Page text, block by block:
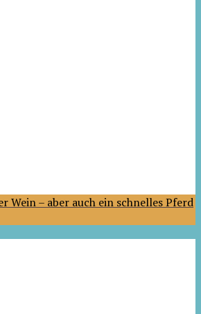
Wein – aber auch ein schnelles Pferd